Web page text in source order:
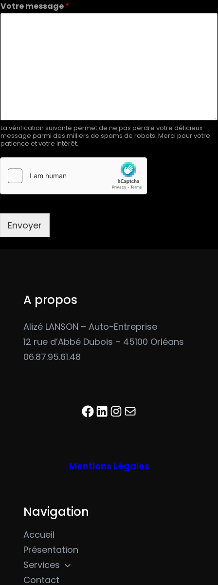
Votre message*
La vérification suivante permet de ne pas perdre votre délicieux
message parmi des milliers de spams de robots. Merci pour votre
patience et votre intérêt.
Envoyer
A propos
Alizé LANSON – Auto-Entreprise
12 rue d’Abbé Dubois – 45100 Orléans
06.87.95.61.48
Facebook LinkedIn Instagram E-mail
Mentions Légales
Navigation
Accueil
Présentation
Services
Contact